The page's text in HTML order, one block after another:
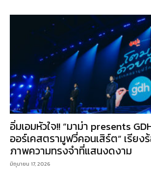
อิ่มเอมหัวใจ!! “มาม่า presents
ออร์เคสตรามูฟวี่คอนเสิร์ต” เรียง
ภาพความทรงจำที่แสนงดงาม
มิถุนายน 17, 2026